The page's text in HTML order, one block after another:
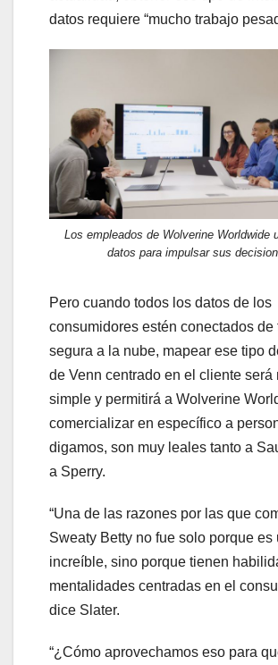
datos requiere “mucho trabajo
Los empleados de Wolverine Worldwide
datos para impulsar sus
Pero cuando todos los datos de los
consumidores estén conectados de
segura a la nube, mapear ese tipo
de Venn centrado en el cliente será
simple y permitirá a Wolverine
comercializar en específico a
digamos, son muy leales tanto a
a Sperry.
“Una de las razones por las que
Sweaty Betty no fue solo porque es
increíble, sino porque tienen
mentalidades centradas en el
dice Slater.
“¿Cómo aprovechamos eso para